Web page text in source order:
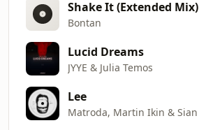
Shake It (Extended Mix)
Bontan
Lucid Dreams
JYYE & Julia Temos
Lee
Matroda, Martin Ikin & Sian